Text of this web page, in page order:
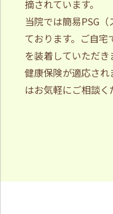
摘されています。
当院では簡易PSG
ております。ご自
を装着していただき
健康保険が適応さ
はお気軽にご相談く